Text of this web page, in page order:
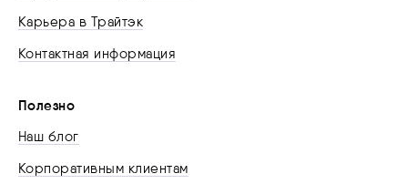
Карьера в Трайтэк
Контактная информация
Полезно
Наш блог
Корпоративным клиентам